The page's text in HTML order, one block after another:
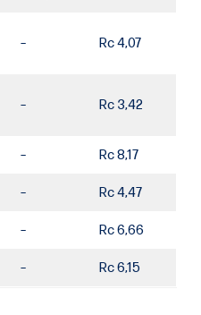
– Rc 4,07
– Rc 3,42
– Rc 8,17
– Rc 4,47
– Rc 6,66
– Rc 6,15